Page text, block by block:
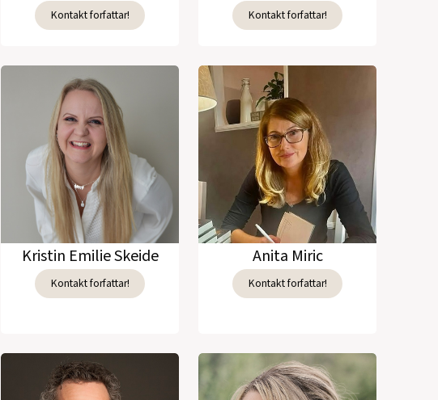
Kontakt forfattar! Kontakt forfattar!
Kristin Emilie Skeide
Kontakt forfattar!
Anita Miric
Kontakt forfattar!